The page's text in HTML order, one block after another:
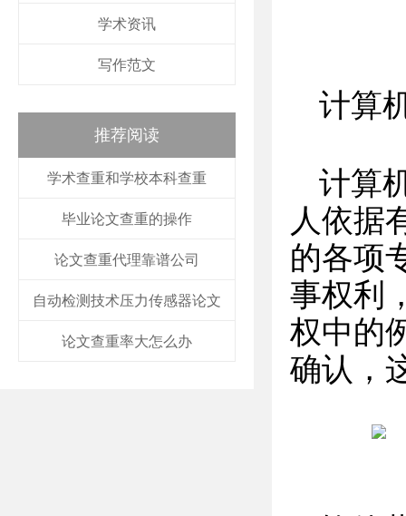
学术资讯
写作范文
推荐阅读
学术查重和学校本科查重
毕业论文查重的操作
论文查重代理靠谱公司
自动检测技术压力传感器论文
论文查重率大怎么办
计算
计算
人依据
的各项
事权利
权中的
确认，